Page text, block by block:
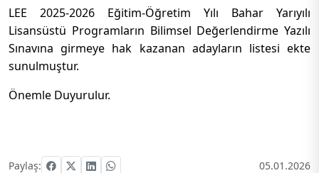
LEE 2025-2026 Eğitim-Öğretim Yılı Bahar Yarıyılı
Lisansüstü Programların Bilimsel Değerlendirme Yazılı
Sınavına girmeye hak kazanan adayların listesi ekte
sunulmuştur.
Önemle Duyurulur.
Paylaş: 05.01.2026